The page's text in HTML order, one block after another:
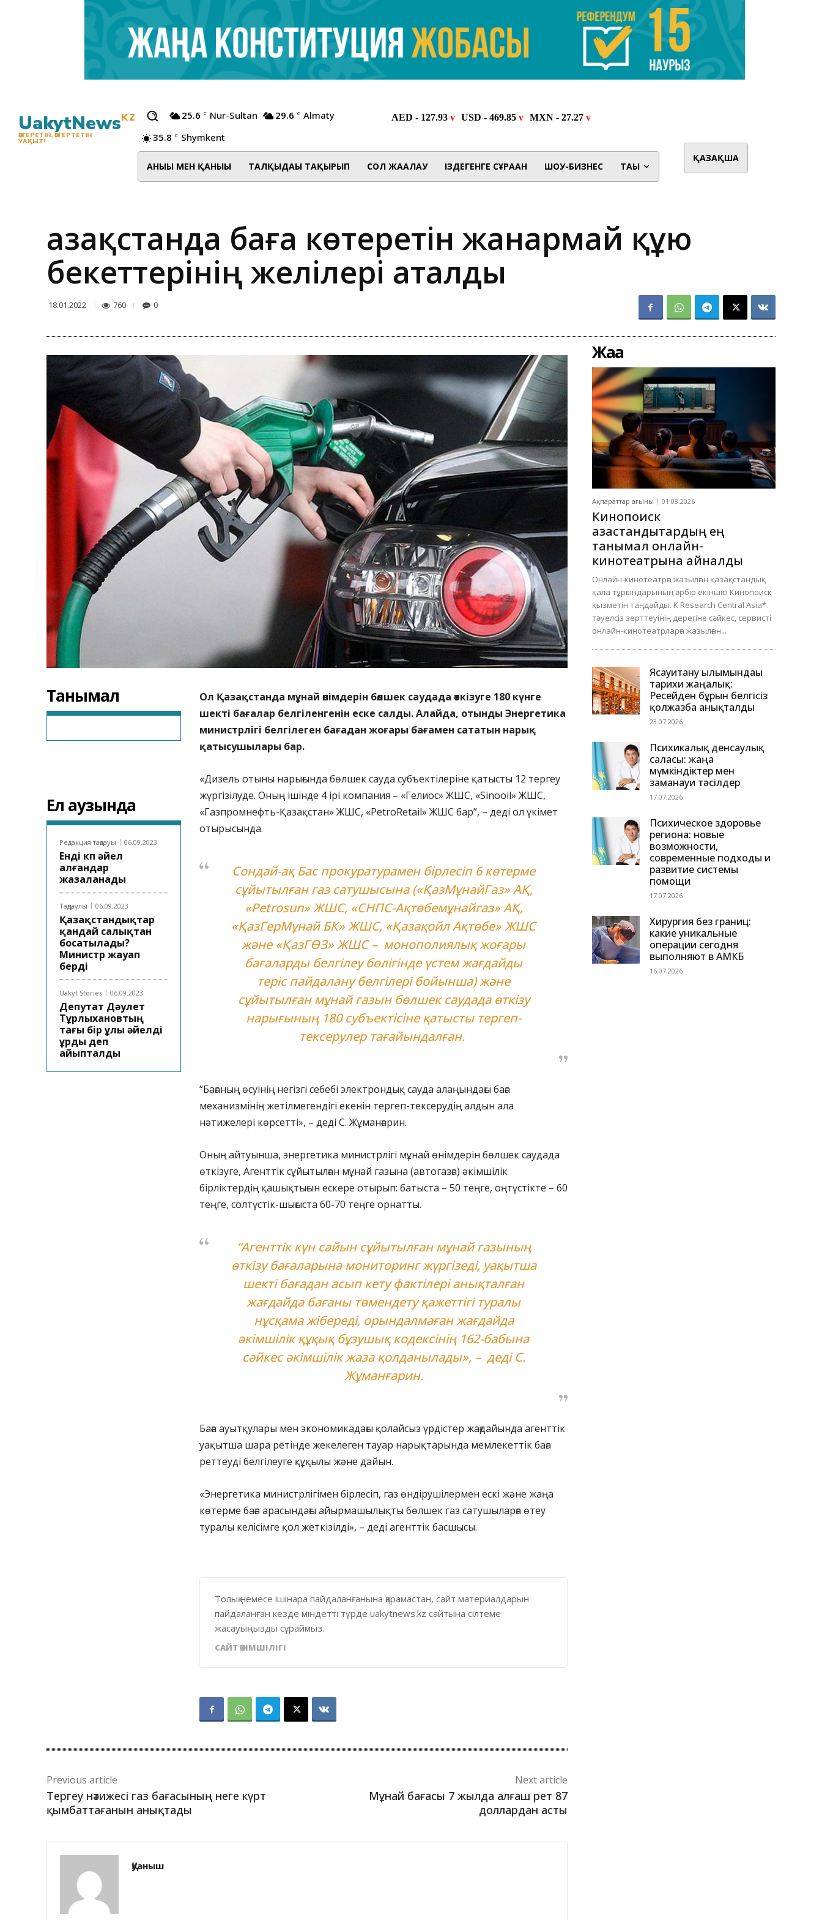
UakytNewsKZ
ӨЗГЕРЕТІН, ӨЗГЕРТЕТІН
УАҚЫТ!
25.6 C Nur-Sultan 29.6 C Almaty
35.8 C Shymkent
АНЫҒЫ МЕН ҚАНЫҒЫ ТАЛҚЫДАҒЫ ТАҚЫРЫП СОЛ ЖАҒАЛАУ ІЗДЕГЕНГЕ СҰРАҒАН ШОУ-БИЗНЕС ТАҒЫ
ҚАЗАҚША
Қазақстанда баға көтеретін жанармай құю
бекеттерінің желілері аталды
18.01.2022 760 0
Танымал
Ел аузында
Редакция таңдауы 06.09.2023
Енді көп әйел
алғандар
жазаланады
Таңдаулы 06.09.2023
Қазақстандықтар
қандай салықтан
босатылады?
Министр жауап
берді
Uakyt Stories 06.09.2023
Депутат Дәулет
Тұрлыхановтың
тағы бір ұлы әйелді
ұрды деп
айыпталды
Ол Қазақстанда мұнай өнімдерін бөлшек саудада өткізуге 180 күнге
шекті бағалар белгіленгенін еске салды. Алайда, отынды Энергетика
министрлігі белгілеген бағадан жоғары бағамен сататын нарық
қатысушылары бар.
«Дизель отыны нарығында бөлшек сауда субъектілеріне қатысты 12 тергеу
жүргізілуде. Оның ішінде 4 ірі компания – «Гелиос» ЖШС, «Sinooil» ЖШС,
«Газпромнефть-Қазақстан» ЖШС, «PetroRetail» ЖШС бар”, – деді ол үкімет
отырысында.
Сондай-ақ Бас прокуратурамен бірлесіп 6 көтерме
сұйытылған газ сатушысына («ҚазМұнайГаз» АҚ,
«Petrosun» ЖШС, «СНПС-Ақтөбемұнайгаз» АҚ,
«ҚазГерМұнай БК» ЖШС, «Қазақойл Ақтөбе» ЖШС
және «ҚазГӨЗ» ЖШС – монополиялық жоғары
бағаларды белгілеу бөлігінде үстем жағдайды
теріс пайдалану белгілері бойынша) және
сұйытылған мұнай газын бөлшек саудада өткізу
нарығының 180 субъектісіне қатысты тергеп-
тексерулер тағайындалған.
“Бағаның өсуінің негізгі себебі электрондық сауда алаңындағы баға
механизмінің жетілмегендігі екенін тергеп-тексерудің алдын ала
нәтижелері көрсетті», – деді С. Жұманғарин.
Оның айтуынша, энергетика министрлігі мұнай өнімдерін бөлшек саудада
өткізуге, Агенттік сұйытылған мұнай газына (автогазға) әкімшілік
бірліктердің қашықтығын ескере отырып: батыста – 50 теңге, оңтүстікте – 60
теңге, солтүстік-шығыста 60-70 теңге орнатты.
“Агенттік күн сайын сұйытылған мұнай газының
өткізу бағаларына мониторинг жүргізеді, уақытша
шекті бағадан асып кету фактілері анықталған
жағдайда бағаны төмендету қажеттігі туралы
нұсқама жібереді, орындалмаған жағдайда
әкімшілік құқық бұзушық кодексінің 162-бабына
сәйкес әкімшілік жаза қолданылады», – деді С.
Жұманғарин.
Баға ауытқулары мен экономикадағы қолайсыз үрдістер жағдайында агенттік
уақытша шара ретінде жекелеген тауар нарықтарында мемлекеттік баға
реттеуді белгілеуге құқылы және дайын.
«Энергетика министрлігімен бірлесіп, газ өндірушілермен ескі және жаңа
көтерме баға арасындағы айырмашылықты бөлшек газ сатушыларға өтеу
туралы келісімге қол жеткізілді», – деді агенттік басшысы.
Толық немесе ішінара пайдаланғанына қарамастан, сайт материалдарын
пайдаланған кезде міндетті түрде uakytnews.kz сайтына сілтеме
жасауыңызды сұраймыз.
САЙТ ӘКІМШІЛІГІ
Previous article
Тергеу нәтижесі газ бағасының неге күрт
қымбаттағанын анықтады
Next article
Мұнай бағасы 7 жылда алғаш рет 87
доллардан асты
Қуаныш
Жаңа
Ақпараттар ағыны 01.08.2026
Кинопоиск
қазақстандықтардың ең
танымал онлайн-
кинотеатрына айналды
Онлайн-кинотеатрға жазылған қазақстандық
қала тұрғындарының әрбір екіншісі Кинопоиск
қызметін таңдайды. K Research Central Asia*
тәуелсіз зерттеуінің дерегіне сәйкес, сервисті
онлайн-кинотеатрларға жазылған...
Ясауитану ғылымындағы
тарихи жаңалық:
Ресейден бұрын белгісіз
қолжазба анықталды
23.07.2026
Психикалық денсаулық
саласы: жаңа
мүмкіндіктер мен
заманауи тәсілдер
17.07.2026
Психическое здоровье
региона: новые
возможности,
современные подходы и
развитие системы
помощи
17.07.2026
Хирургия без границ:
какие уникальные
операции сегодня
выполняют в АМКБ
16.07.2026